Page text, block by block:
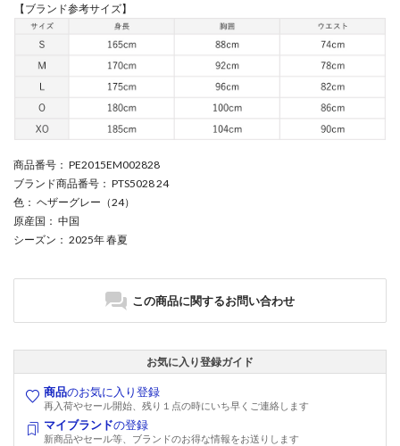
【ブランド参考サイズ】
商品番号 ： PE2015EM002828
ブランド商品番号 ： PTS5028 24
色 ： ヘザーグレー（24）
原産国 ： 中国
シーズン ： 2025年 春夏
この商品に関するお問い合わせ
お気に入り登録ガイド
商品のお気に入り登録
再入荷やセール開始、残り１点の時にいち早くご連絡します
マイブランドの登録
新商品やセール等、ブランドのお得な情報をお送りします